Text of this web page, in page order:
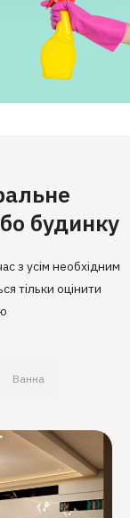
будинку
з усім необхідним
тільки оцінити
Ванна